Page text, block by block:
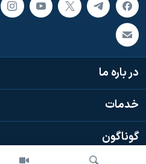
در باره ما
خدمات
گوناگون